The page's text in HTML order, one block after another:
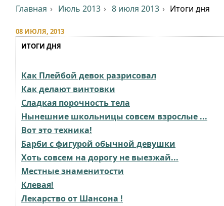
Главная Июль 2013 8 июля 2013 Итоги дня
08 ИЮЛЯ, 2013
ИТОГИ ДНЯ
Как Плейбой девок разрисовал
Как делают винтовки
Сладкая порочность тела
Нынешние школьницы совсем взрослые ...
Вот это техника!
Барби с фигурой обычной девушки
Хоть совсем на дорогу не выезжай...
Местные знаменитости
Клевая!
Лекарство от Шансона !